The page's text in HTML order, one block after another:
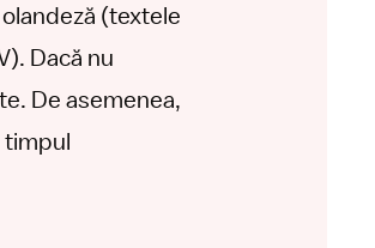
(textele
Dacă nu
De asemenea,
timpul